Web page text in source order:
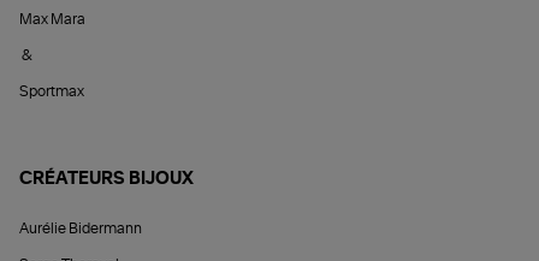
Max Mara
&
Sportmax
CRÉATEURS BIJOUX
Aurélie Bidermann